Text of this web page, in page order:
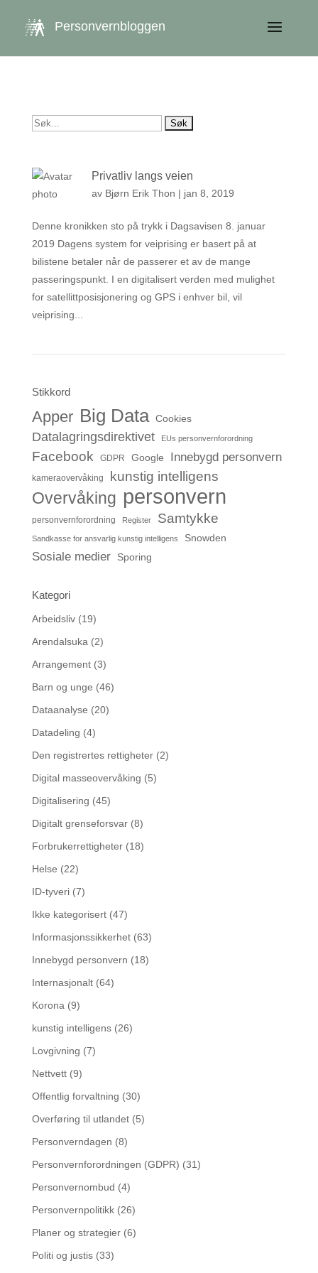
Personvernbloggen
Søk
Privatliv langs veien
av Bjørn Erik Thon | jan 8, 2019
Denne kronikken sto på trykk i Dagsavisen 8. januar
2019 Dagens system for veiprising er basert på at
bilistene betaler når de passerer et av de mange
passeringspunkt. I en digitalisert verden med mulighet
for satellittposisjonering og GPS i enhver bil, vil
veiprising...
Stikkord
Apper Big Data Cookies
Datalagringsdirektivet EUs personvernforordning
Facebook GDPR Google Innebygd personvern
kameraovervåking kunstig intelligens
Overvåking personvern
personvernforordning Register Samtykke
Sandkasse for ansvarlig kunstig intelligens Snowden
Sosiale medier Sporing
Kategori
Arbeidsliv(19)
Arendalsuka (2)
Arrangement(3)
Barn og unge (46)
Dataanalyse (20)
Datadeling (4)
Den registrertes rettigheter(2)
Digital masseovervåking (5)
Digitalisering (45)
Digitalt grenseforsvar(8)
Forbrukerrettigheter(18)
Helse (22)
ID-tyveri(7)
Ikke kategorisert(47)
Informasjonssikkerhet(63)
Innebygd personvern (18)
Internasjonalt(64)
Korona (9)
kunstig intelligens(26)
Lovgivning (7)
Nettvett(9)
Offentlig forvaltning (30)
Overføring til utlandet(5)
Personverndagen (8)
Personvernforordningen (GDPR) (31)
Personvernombud (4)
Personvernpolitikk(26)
Planer og strategier(6)
Politi og justis(33)